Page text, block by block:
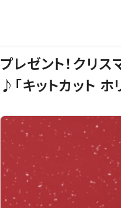
プレゼント！クリ
♪「キットカット ホ